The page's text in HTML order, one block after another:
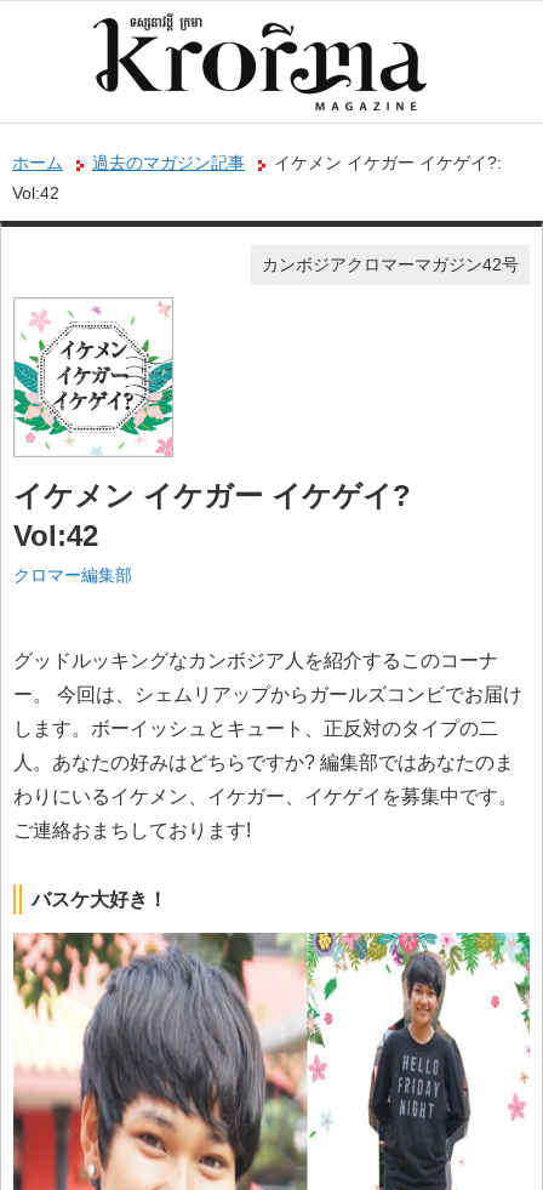
ホーム 過去のマガジン記事
イケメン イケガー イケゲイ?:
Vol:42
カンボジアクロマーマガジン42号
イケメン イケガー イケゲイ?
Vol:42
クロマー編集部
グッドルッキングなカンボジア人を紹介するこのコーナ
ー。 今回は、シェムリアップからガールズコンビでお届け
します。ボーイッシュとキュート、正反対のタイプの二
人。あなたの好みはどちらですか? 編集部ではあなたのま
わりにいるイケメン、イケガー、イケゲイを募集中です。
ご連絡おまちしております!
バスケ大好き！